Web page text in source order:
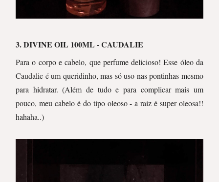
3. DIVINE OIL 100ML - CAUDALIE
Para o corpo e cabelo, que perfume delicioso! Esse óleo da
Caudalie é um queridinho, mas só uso nas pontinhas mesmo
para hidratar. (Além de tudo e para complicar mais um
pouco, meu cabelo é do tipo oleoso - a raiz é super oleosa!!
hahaha..)